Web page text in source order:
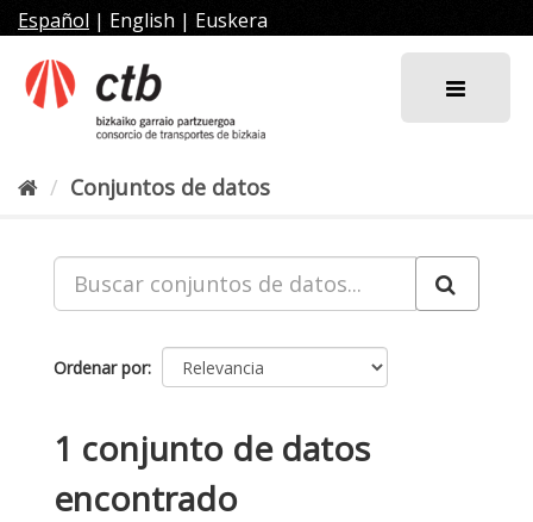
al
contenido
Español | English | Euskera
Conjuntos de datos
Ordenar por
1 conjunto de datos
encontrado